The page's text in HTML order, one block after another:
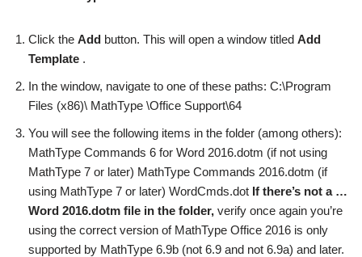
Click the Add button. This will open a window titled Add
Template .
In the window, navigate to one of these paths: C:\Program
Files (x86)\ MathType \Office Support\64
You will see the following items in the folder (among others):
MathType Commands 6 for Word 2016.dotm (if not using
MathType 7 or later) MathType Commands 2016.dotm (if
using MathType 7 or later) WordCmds.dot If there’s not a …
Word 2016.dotm file in the folder, verify once again you’re
using the correct version of MathType Office 2016 is only
supported by MathType 6.9b (not 6.9 and not 6.9a) and later.